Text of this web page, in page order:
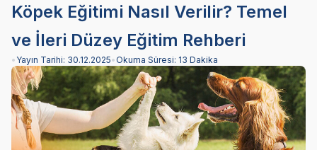
Köpek Eğitimi Nasıl Verilir? Temel
ve İleri Düzey Eğitim Rehberi
• Yayın Tarihi: 30.12.2025•Okuma Süresi: 13 Dakika